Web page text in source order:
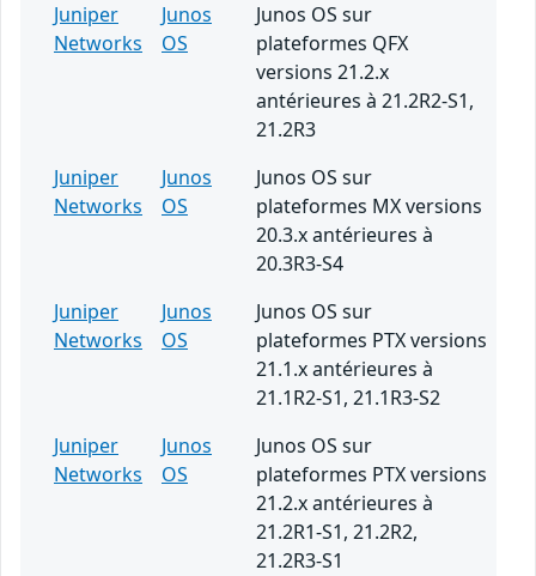
Juniper
Networks
Junos
OS
Junos OS sur
plateformes QFX
versions 21.2.x
antérieures à 21.2R2-S1,
21.2R3
Juniper
Networks
Junos
OS
Junos OS sur
plateformes MX versions
20.3.x antérieures à
20.3R3-S4
Juniper
Networks
Junos
OS
Junos OS sur
plateformes PTX versions
21.1.x antérieures à
21.1R2-S1, 21.1R3-S2
Juniper
Networks
Junos
OS
Junos OS sur
plateformes PTX versions
21.2.x antérieures à
21.2R1-S1, 21.2R2,
21.2R3-S1